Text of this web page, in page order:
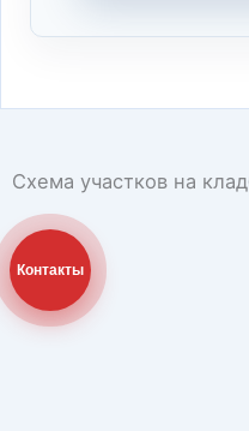
Схема участков на
Контакты